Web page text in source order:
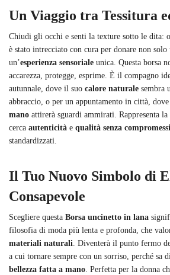
Un Viaggio tra Tessitura
Chiudi gli occhi e senti la texture sotto le dita:
è stato intrecciato con cura per donare non solo
un’esperienza sensoriale unica. Questa borsa
accarezza, protegge, esprime. È il compagno
autunnale, dove il suo calore naturale sembra
abbraccio, o per un appuntamento in città,
mano attirerà sguardi ammirati. Rappresenta la
cerca autenticità e qualità senza compromessi
standardizzati.
Il Tuo Nuovo Simbolo di
Consapevole
Scegliere questa Borsa uncinetto in lana
filosofia di moda più lenta e profonda, che
materiali naturali . Diventerà il punto fermo
a cui tornare sempre con un sorriso, perché sa
bellezza fatta a mano . Perfetta per la donna